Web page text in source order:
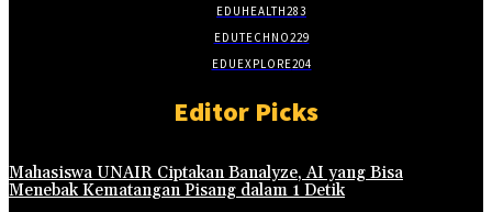
EDUHEALTH283
EDUTECHNO229
EDUEXPLORE204
Editor Picks
Mahasiswa UNAIR Ciptakan Banalyze, AI yang Bisa
Menebak Kematangan Pisang dalam 1 Detik